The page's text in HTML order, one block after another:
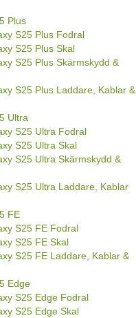
Plus
S25 Plus Fodral
S25 Plus Skal
S25 Plus Skärmskydd &
S25 Plus Laddare, Kablar &
Ultra
S25 Ultra Fodral
S25 Ultra Skal
S25 Ultra Skärmskydd &
S25 Ultra Laddare, Kablar
FE
S25 FE Fodral
S25 FE Skal
S25 FE Laddare, Kablar &
Edge
S25 Edge Fodral
S25 Edge Skal